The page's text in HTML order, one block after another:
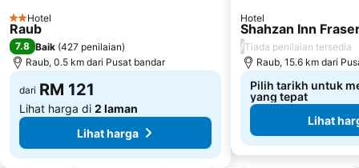
2 Bintang
Hotel
Raub
7.8 Baik (427 penilaian)
Raub, 0.5 km dari Pusat bandar
dari RM 121
Lihat harga di 2 laman
Lihat harga
Hotel
Shahzan Inn
/Tiada penilaian tersedia
Raub, 15.6 km dari
Pilih tarikh untuk
yang tepat
Lihat